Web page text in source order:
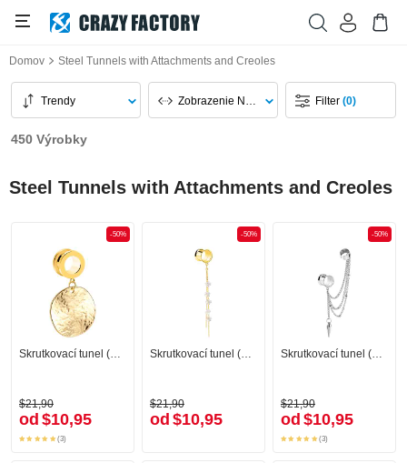
Domov Steel Tunnels with Attachments and Creoles
Trendy Zobrazenie Na Stránku Filter(0)
450 Výrobky
Steel Tunnels with Attachments and Creoles
-50%
Skrutkovací tunel (oceľ, zlatá, lesklý povrch)
$21,90
od $10,95
(3)
-50%
Skrutkovací tunel (oceľ, zlatá, lesklý povrch) s reťaz a príveskom kvetina
$21,90
od $10,95
-50%
Skrutkovací tunel (oceľ, strieborná, lesklý povrch) s reťaz
$21,90
od $10,95
(3)